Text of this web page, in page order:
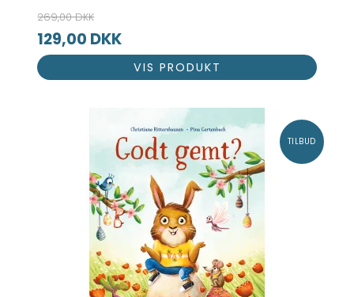
269,00 DKK
129,00 DKK
VIS PRODUKT
TILBUD